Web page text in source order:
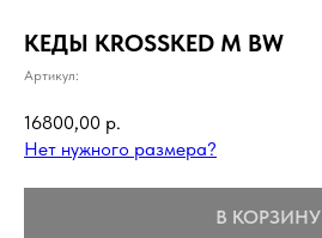
КЕДЫ KROSSKED M BW
Артикул:
16800,00 р.
Нет нужного размера?
В КОРЗИНУ